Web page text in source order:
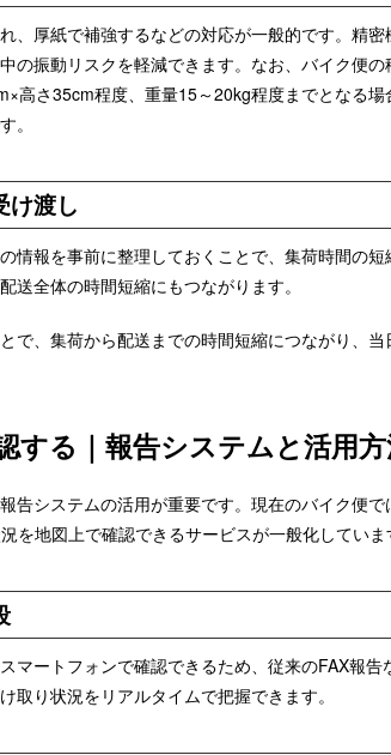
、厚紙で補強するなどの対応が一般的です。精密
の振動リスクを軽減できます。なお、バイク便の
高さ35cm程度、重量15～20kg程度までとなる場
。
け渡し
情報を事前に整理しておくことで、集荷時間の
送全体の時間短縮にもつながります。
で、集荷から配送までの時間短縮につながり、当
する｜報告システムと活用
告システムの活用が重要です。現在のバイク便
を地図上で確認できるサービスが一般化していま
マートフォンで確認できるため、従来のFAX報
取り状況をリアルタイムで把握できます。